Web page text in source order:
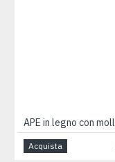
APE in legno con
Acquista